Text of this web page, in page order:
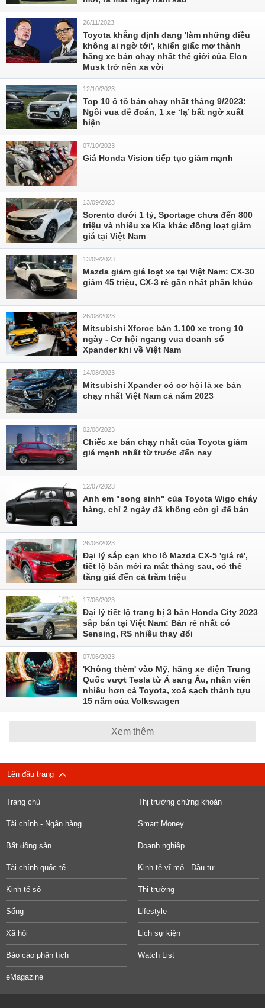
26/11/2023
Toyota khẳng định đang 'làm những điều
không ai ngờ tới', khiến giấc mơ thành
hãng xe bán chạy nhất thế giới của Elon
Musk trở nên xa vời
12/10/2023
Top 10 ô tô bán chạy nhất tháng 9/2023:
Ngôi vua dễ đoán, 1 xe ‘lạ’ bất ngờ xuất
hiện
07/10/2023
Giá Honda Vision tiếp tục giảm mạnh
13/09/2023
Sorento dưới 1 tỷ, Sportage chưa đến 800
triệu và nhiều xe Kia khác đồng loạt giảm
giá tại Việt Nam
13/09/2023
Mazda giảm giá loạt xe tại Việt Nam: CX-30
giảm 45 triệu, CX-3 rẻ gần nhất phân khúc
26/08/2023
Mitsubishi Xforce bán 1.100 xe trong 10
ngày - Cơ hội ngang vua doanh số
Xpander khi về Việt Nam
14/08/2023
Mitsubishi Xpander có cơ hội là xe bán
chạy nhất Việt Nam cả năm 2023
02/08/2023
Chiếc xe bán chạy nhất của Toyota giảm
giá mạnh nhất từ trước đến nay
12/07/2023
Anh em "song sinh" của Toyota Wigo cháy
hàng, chỉ 2 ngày đã không còn gì để bán
26/06/2023
Đại lý sắp cạn kho lô Mazda CX-5 'giá rẻ',
tiết lộ bản mới ra mắt tháng sau, có thể
tăng giá đến cả trăm triệu
17/06/2023
Đại lý tiết lộ trang bị 3 bản Honda City 2023
sắp bán tại Việt Nam: Bản rẻ nhất có
Sensing, RS nhiều thay đổi
07/06/2023
'Không thèm' vào Mỹ, hãng xe điện Trung
Quốc vượt Tesla từ Á sang Âu, nhân viên
nhiều hơn cả Toyota, xoá sạch thành tựu
15 năm của Volkswagen
Xem thêm
Lên đầu trang
Trang chủ Thị trường chứng khoán
Tài chính - Ngân hàng Smart Money
Bất động sản Doanh nghiệp
Tài chính quốc tế Kinh tế vĩ mô - Đầu tư
Kinh tế số Thị trường
Sống Lifestyle
Xã hội Lịch sự kiện
Báo cáo phân tích Watch List
eMagazine